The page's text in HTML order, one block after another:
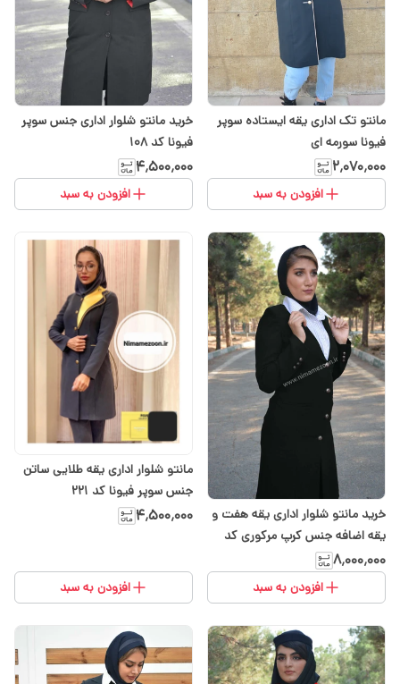
مانتو تک اداری یقه ایستاده سوپر
فیونا سورمه ای
۲٬۰۷۰٬۰۰۰
افزودن به سبد
خرید مانتو شلوار اداری جنس سوپر
فیونا کد ۱۰۸
۴٬۵۰۰٬۰۰۰
افزودن به سبد
خرید مانتو شلوار اداری یقه هفت و
یقه اضافه جنس کرپ مرکوری کد
۱۰۱
۸٬۰۰۰٬۰۰۰
افزودن به سبد
مانتو شلوار اداری یقه طلایی ساتن
جنس سوپر فیونا کد 221
۴٬۵۰۰٬۰۰۰
افزودن به سبد